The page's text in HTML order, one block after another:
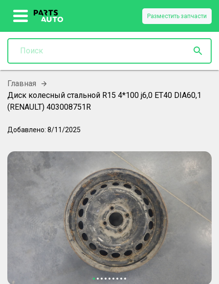
Разместить запчасти
Главная
Диск колесный стальной R15 4*100 j6,0 ET40 DIA60,1
(RENAULT) 403008751R
Добавлено: 8/11/2025